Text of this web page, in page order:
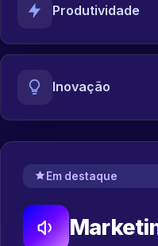
Produtividade
Inovação
Em destaque